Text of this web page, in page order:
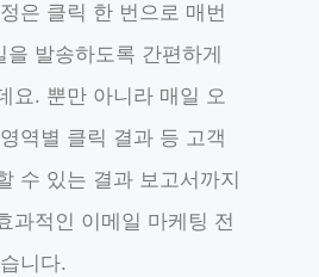
은 클릭 한 번으로 매번
발송하도록 간편하게
요. 뿐만 아니라 매일 오
역별 클릭 결과 등 고객
수 있는 결과 보고서까지
과적인 이메일 마케팅 전
니다.